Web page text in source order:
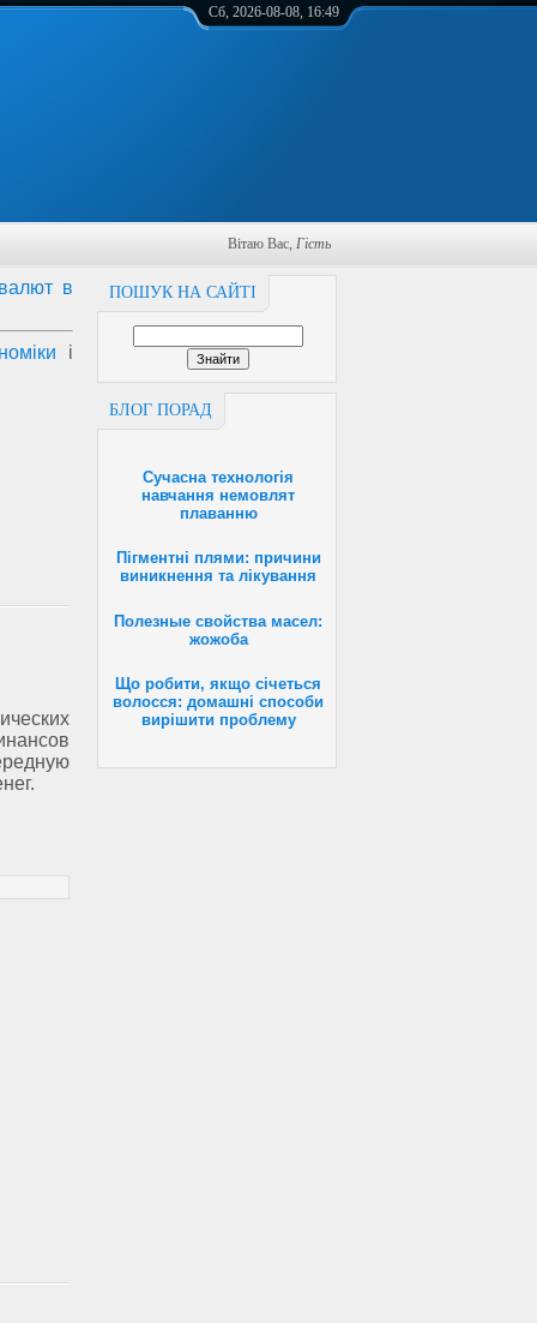
Сб, 2026-08-08, 16:49
Вітаю Вас, Гість
ПОШУК НА САЙТІ
БЛОГ ПОРАД
Сучасна технологія
навчання немовлят
плаванню
Пігментні плями: причини
виникнення та лікування
Полезные свойства масел:
жожоба
Що робити, якщо січеться
волосся: домашні способи
вирішити проблему
в
і